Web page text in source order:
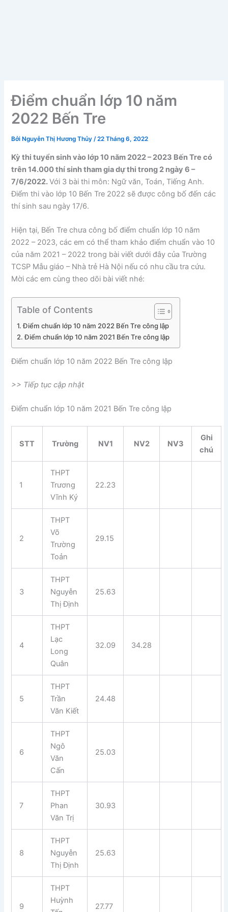
Điểm chuẩn lớp 10 năm
2022 Bến Tre
Bởi Nguyễn Thị Hương Thủy/22 Tháng 6, 2022
Kỳ thi tuyển sinh vào lớp 10 năm 2022 – 2023 Bến Tre có
trên 14.000 thí sinh tham gia dự thi trong 2 ngày 6 –
7/6/2022.Với 3 bài thi môn: Ngữ văn, Toán, Tiếng Anh.
Điểm thi vào lớp 10 Bến Tre 2022 sẽ được công bố đến các
thí sinh sau ngày 17/6.
Hiện tại, Bến Tre chưa công bố điểm chuẩn lớp 10 năm
2022 – 2023, các em có thể tham khảo điểm chuẩn vào 10
của năm 2021 – 2022 trong bài viết dưới đây của Trường
TCSP Mẫu giáo – Nhà trẻ Hà Nội nếu có nhu cầu tra cứu.
Mời các em cùng theo dõi bài viết nhé:
Table of Contents
Điểm chuẩn lớp 10 năm 2022 Bến Tre công lập
Điểm chuẩn lớp 10 năm 2021 Bến Tre công lập
Điểm chuẩn lớp 10 năm 2022 Bến Tre công lập
>> Tiếp tục cập nhật
Điểm chuẩn lớp 10 năm 2021 Bến Tre công lập
STT Trường NV1 NV2 NV3
Ghi
chú
1
THPT
Trương
Vĩnh Ký
22.23
2
THPT
Võ
Trường
Toản
29.15
3
THPT
Nguyễn
Thị Định
25.63
4
THPT
Lạc
Long
Quân
32.09 34.28
5
THPT
Trần
Văn Kiết
24.48
6
THPT
Ngô
Văn
Cấn
25.03
7
THPT
Phan
Văn Trị
30.93
8
THPT
Nguyễn
Thị Định
25.63
9
THPT
Huỳnh
27.77